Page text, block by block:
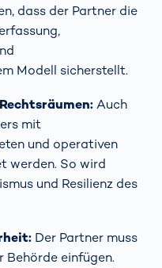
dass der Partner die
Modell sicherstellt.
Auch
mit
und operativen
werden. So wird
und Resilienz des
Der Partner muss
Behörde einfügen.